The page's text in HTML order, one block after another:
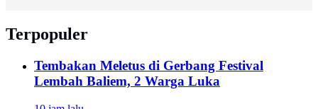
Terpopuler
Tembakan Meletus di Gerbang Festival
Lembah Baliem, 2 Warga Luka